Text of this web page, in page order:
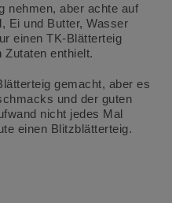
nehmen, aber achte auf
Ei und Butter, Wasser
einen TK-Blätterteig
Zutaten enthielt.
gemacht, aber es
und der guten
nicht jedes Mal
einen Blitzblätterteig.